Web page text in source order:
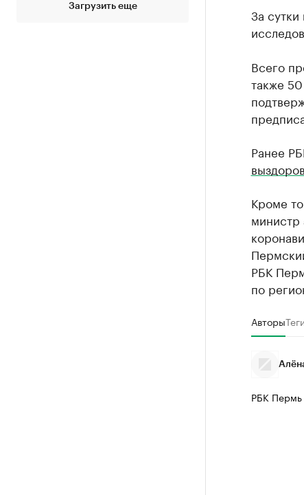
Загрузить еще
За
Всего
также
Ранее
Кроме
министр
РБК
по
Авторы
РБК Пермь